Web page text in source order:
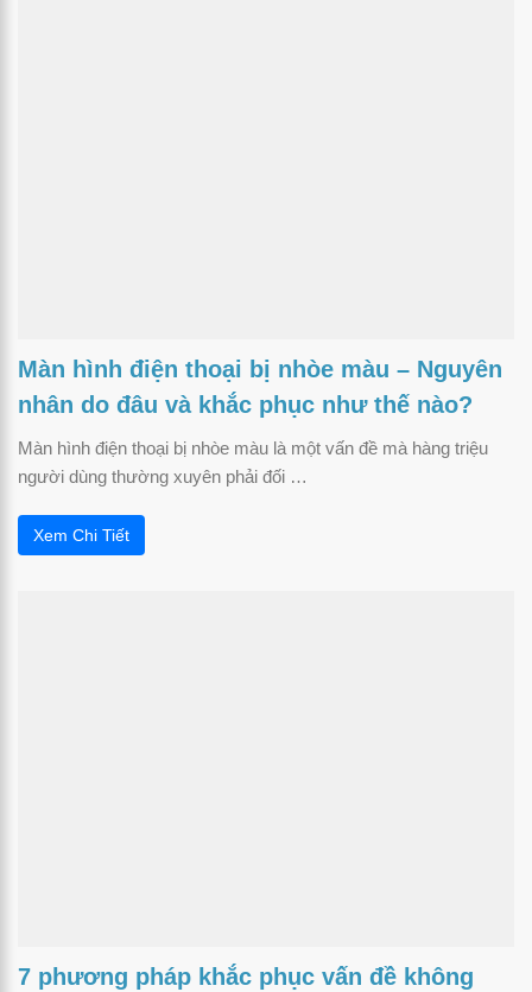
Màn hình điện thoại bị nhòe màu – Nguyên
nhân do đâu và khắc phục như thế nào?
Màn hình điện thoại bị nhòe màu là một vấn đề mà hàng triệu
người dùng thường xuyên phải đối …
Xem Chi Tiết
7 phương pháp khắc phục vấn đề không